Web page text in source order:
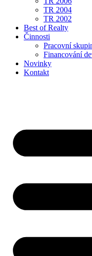
TR 2004
TR 2002
Best of Realty
Činnosti
Pracovní
Financování
Novinky
Kontakt